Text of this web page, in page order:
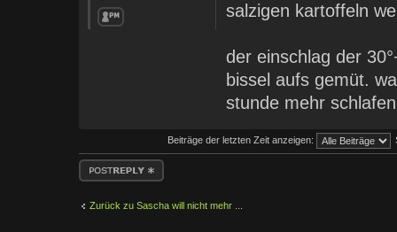
salzigen kartoffeln
der einschlag der
bissel aufs gemüt.
stunde mehr
Beiträge der letzten Zeit anzeigen:
Antwort erstellen
Zurück zu Sascha will nicht mehr ...